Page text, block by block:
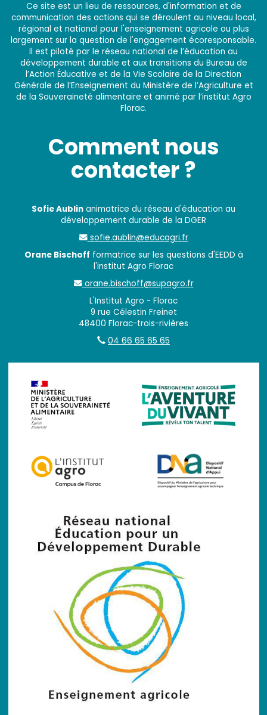
Ce site est un lieu de ressources, d'information et de
communication des actions qui se déroulent au niveau local,
régional et national pour l'enseignement agricole ou plus
largement sur la question de l'engagement écoresponsable.
Il est piloté par le réseau national de l’éducation au
développement durable et aux transitions du Bureau de
l’Action Éducative et de la Vie Scolaire de la Direction
Générale de l’Enseignement du Ministère de l’Agriculture et
de la Souveraineté alimentaire et animé par l’institut Agro
Florac.
Comment nous
contacter ?
Sofie Aublin animatrice du réseau d'éducation au
développement durable de la DGER
sofie.aublin@educagri.fr
Orane Bischoff formatrice sur les questions d'EEDD à
l'institut Agro Florac
orane.bischoff@supagro.fr
L'Institut Agro - Florac
9 rue Célestin Freinet
48400 Florac-trois-rivières
04 66 65 65 65